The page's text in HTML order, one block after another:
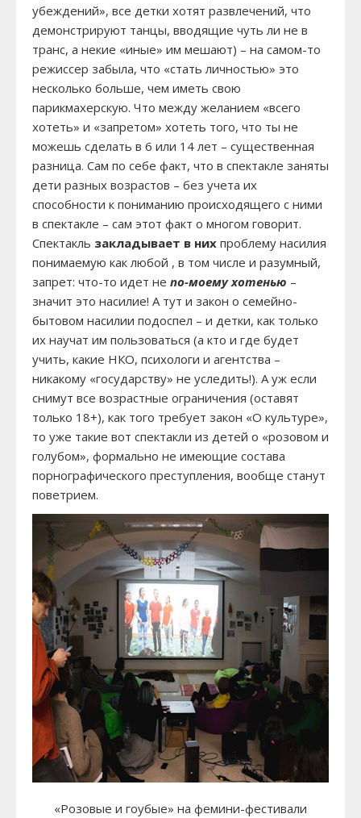
убеждений», все детки хотят развлечений, что
демонстрируют танцы, вводящие чуть ли не в
транс, а некие «иные» им мешают) – на самом-то
режиссер забыла, что «стать личностью» это
несколько больше, чем иметь свою
парикмахерскую. Что между желанием «всего
хотеть» и «запретом» хотеть того, что ты не
можешь сделать в 6 или 14 лет – существенная
разница. Сам по себе факт, что в спектакле заняты
дети разных возрастов – без учета их
способности к пониманию происходящего с ними
в спектакле – сам этот факт о многом говорит.
Спектакль закладывает в них проблему насилия
понимаемую как любой , в том числе и разумный,
запрет: что-то идет не по-моему хотенью –
значит это насилие! А тут и закон о семейно-
бытовом насилии подоспел – и детки, как только
их научат им пользоваться (а кто и где будет
учить, какие НКО, психологи и агентства –
никакому «государству» не уследить!). А уж если
снимут все возрастные ограничения (оставят
только 18+), как того требует закон «О культуре»,
то уже такие вот спектакли из детей о «розовом и
голубом», формально не имеющие состава
порнографического преступления, вообще станут
поветрием.
«Розовые и гоубые» на фемини-фестивали